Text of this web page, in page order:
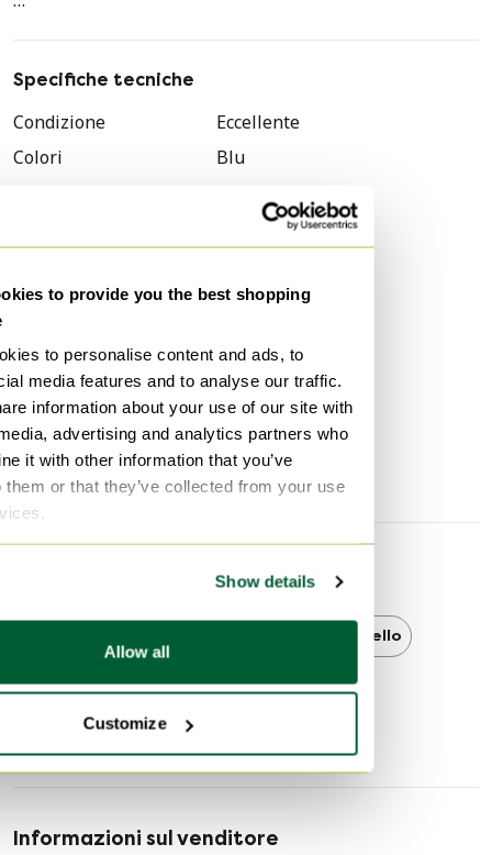
to provide you the best shopping
to personalise content and ads, to
media features and to analyse our traffic.
information about your use of our site with
advertising and analytics partners who
it with other information that you’ve
them or that they’ve collected from your use
Show details
Allow all
Customize
attentamente le foto dettagliate o di richiedere ulteriori
Dimensioni:
autenticità (su richiesta, al costo aggiuntivo di 50 SGD, si
Specifiche tecniche
Condizione
Eccellente
Colori
Blu
Genere
Donne
Colore hardware
Palladio (PHW)
Altezza
18 cm
Larghezza
18 cm
Profondità
14 cm
Scoprire di più
Hermès Borse a secchiello
Borse a secchiello
Informazioni sul venditore